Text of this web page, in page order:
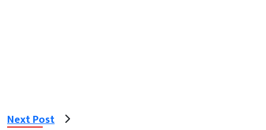
Next Post